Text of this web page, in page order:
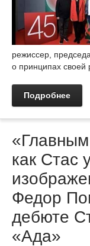
режиссер,
о принципах своей
Подробнее
как Стас
Федор
дебюте
«Ада»